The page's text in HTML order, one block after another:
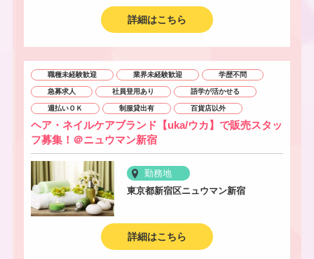
詳細はこちら
職種未経験歓迎 業界未経験歓迎 学歴不問
急募求人 社員登用あり 語学が活かせる
週払いＯＫ 制服貸出有 百貨店以外
ヘア・ネイルケアブランド【uka/ウカ】で販売スタッ
フ募集！＠ニュウマン新宿
勤務地
東京都新宿区ニュウマン新宿
詳細はこちら